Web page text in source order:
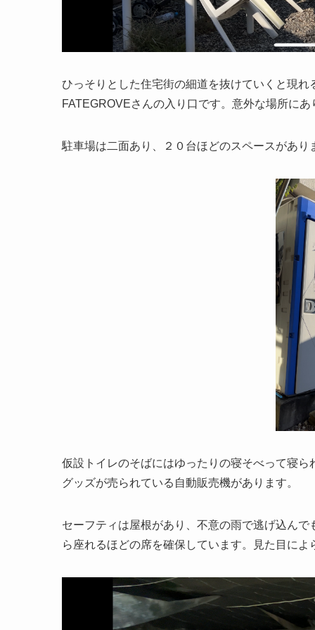
ひっそりとした住宅街の細道を抜けていくと現
FATEGROVEさんの入り口です。意外な場所にあ
駐車場は二面あり、２０台ほどのスペースがあ
仮設トイレのそばにはゆったりの寝そべって寝
グッズが売られている自動販売機があります。
セーフティは屋根があり、不意の雨で逃げ込ん
ら座れるほどの席を確保しています。見た目によ